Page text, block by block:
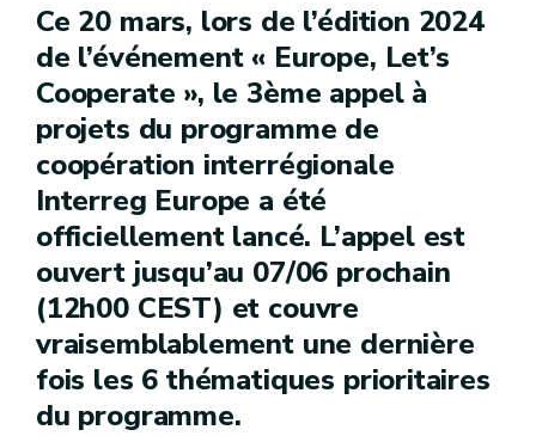
Ce 20 mars, lors de l’édition 2024
de l’événement « Europe, Let’s
Cooperate », le 3ème appel à
projets du programme de
coopération interrégionale
Interreg Europe a été
officiellement lancé. L’appel est
ouvert jusqu’au 07/06 prochain
(12h00 CEST) et couvre
vraisemblablement une dernière
fois les 6 thématiques prioritaires
du programme.